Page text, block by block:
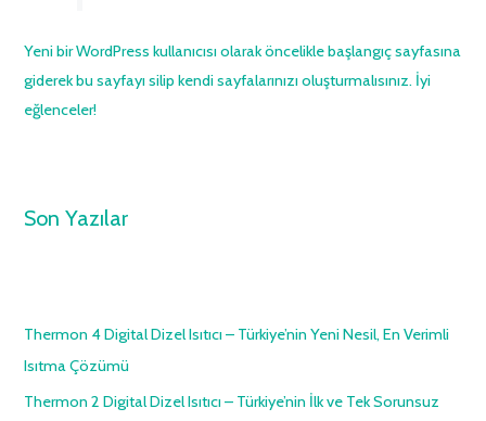
Son Yazılar
Thermon 4 Digital Dizel Isıtıcı – Türkiye’nin Yeni Nesil, En Verimli
Isıtma Çözümü
Thermon 2 Digital Dizel Isıtıcı – Türkiye’nin İlk ve Tek Sorunsuz
Yeni bir WordPress kullanıcısı olarak önceliklebaşlangıç sayfasına
giderek bu sayfayı silip kendi sayfalarınızı oluşturmalısınız. İyi
eğlenceler!